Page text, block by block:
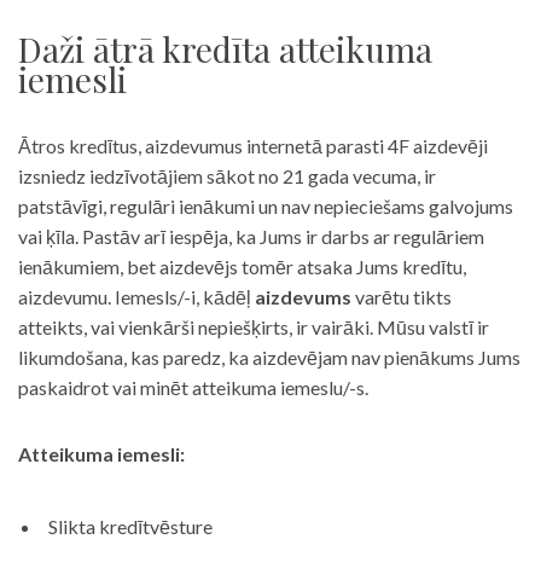
Daži ātrā kredīta atteikuma
iemesli
Ātros kredītus, aizdevumus internetā parasti 4F aizdevēji
izsniedz iedzīvotājiem sākot no 21 gada vecuma, ir
patstāvīgi, regulāri ienākumi un nav nepieciešams galvojums
vai ķīla. Pastāv arī iespēja, ka Jums ir darbs ar regulāriem
ienākumiem, bet aizdevējs tomēr atsaka Jums kredītu,
aizdevumu. Iemesls/-i, kādēļ aizdevums varētu tikts
atteikts, vai vienkārši nepiešķirts, ir vairāki. Mūsu valstī ir
likumdošana, kas paredz, ka aizdevējam nav pienākums Jums
paskaidrot vai minēt atteikuma iemeslu/-s.
Atteikuma iemesli:
Slikta kredītvēsture